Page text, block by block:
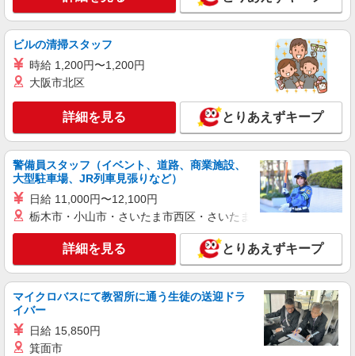
時給1550円〜2312円 ＜交通費全支給(ガソリ
ン代含む)＞
キープ 詳細を見る
株式会社トラストグロース 新宿本社 第3営業部
デイサービスでの介護士
時給：無資格1200円 経験による
埼玉県八潮市
キープ 詳細を見る
株式会社ブレイブ（マイナビグループ）/MDK12
介護スタッフ ◆デイサービス、サービス付き
高齢者向け住宅、グループホームなど様々な勤
未経験：時給1450〜1650円（資格・経験によ
る） 経験者：時給1650〜1850円（資格・経験によ
ビルの清掃スタッフ
時給 1,200円〜1,200円
大阪市北区
詳細を見る とりあえずキープ
警備員スタッフ（イベント、道路、商業施設、
大型駐車場、JR列車見張りなど）
日給 11,000円〜12,100円
栃木市・小山市・さいたま市西区・さいたま市岩槻区・久喜市・
詳細を見る とりあえずキープ
マイクロバスにて教習所に通う生徒の送迎ドラ
イバー
日給 15,850円
箕面市